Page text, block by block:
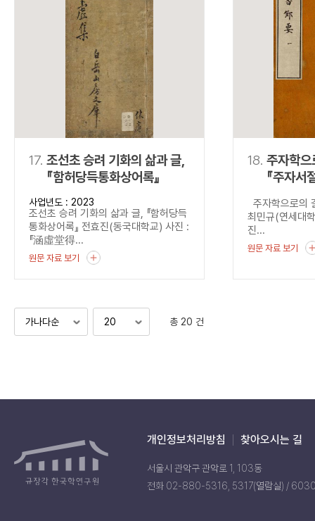
17. 조선초 승려 기화의 삶과 글,
『함허당득통화상어록』
사업년도 : 2023
조선초 승려 기화의 삶과 글, 『함허당득
통화상어록』 전효진(동국대학교) 사진 :
『涵虛堂得...
원문 자료 보기
18. 주자학
『주자서
주자학으로의
최민규(연세
진...
원문 자료 보기
총 20 건
개인정보처리방침 찾아오시는 길
서울시 관악구 관악로 1, 103동
전화 02-880-5316, 5317(열람실) /